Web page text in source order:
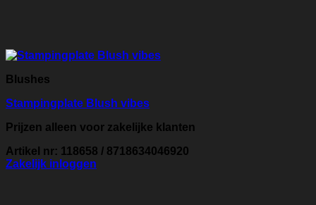
Blushes
Stampingplate Blush vibes
Prijzen alleen voor zakelijke klanten
Artikel nr: 118658 / 8718634046920
Zakelijk inloggen